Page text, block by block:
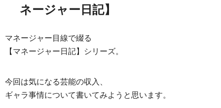
ネージャー日記】
マネージャー目線で綴る
【マネージャー日記】シリーズ。
今回は気になる芸能の収入、
ギャラ事情について書いてみようと思います。